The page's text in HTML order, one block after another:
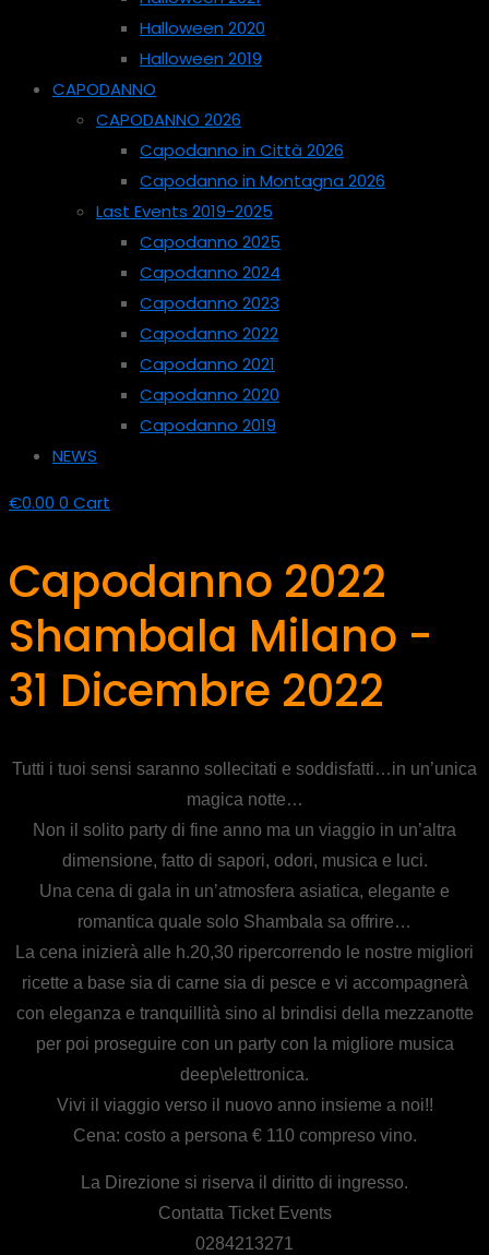
Halloween 2020
Halloween 2019
CAPODANNO
CAPODANNO 2026
Capodanno in Città 2026
Capodanno in Montagna 2026
Last Events 2019-2025
Capodanno 2025
Capodanno 2024
Capodanno 2023
Capodanno 2022
Capodanno 2021
Capodanno 2020
Capodanno 2019
NEWS
€0.00 0 Cart
Capodanno 2022
Shambala Milano -
31 Dicembre 2022
Tutti i tuoi sensi saranno sollecitati e soddisfatti…in un’unica
magica notte…
Non il solito party di fine anno ma un viaggio in un’altra
dimensione, fatto di sapori, odori, musica e luci.
Una cena di gala in un’atmosfera asiatica, elegante e
romantica quale solo Shambala sa offrire…
La cena inizierà alle h.20,30 ripercorrendo le nostre migliori
ricette a base sia di carne sia di pesce e vi accompagnerà
con eleganza e tranquillità sino al brindisi della mezzanotte
per poi proseguire con un party con la migliore musica
deep\elettronica.
Vivi il viaggio verso il nuovo anno insieme a noi!!
Cena: costo a persona € 110 compreso vino.
La Direzione si riserva il diritto di ingresso.
Contatta Ticket Events
0284213271